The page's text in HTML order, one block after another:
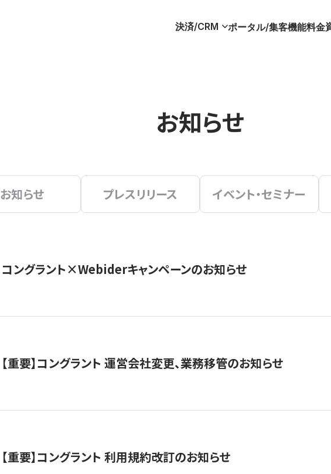
決済/CRM ポータル/集客機能料金
お知らせ
お知らせ プレスリリース イベント・セミナー
コングラント×Webiderキャンペーンのお知らせ
【重要】コングラント 運営会社変更、業務移管のお知らせ
【重要】コングラント 利用規約改訂のお知らせ